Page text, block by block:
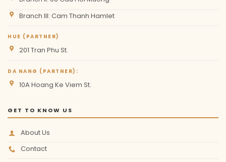
Branch III: Cam Thanh Hamlet
HUE (PARTNER)
201 Tran Phu St.
DA NANG (PARTNER):
10A Hoang Ke Viem St.
GET TO KNOW US
About Us
Contact